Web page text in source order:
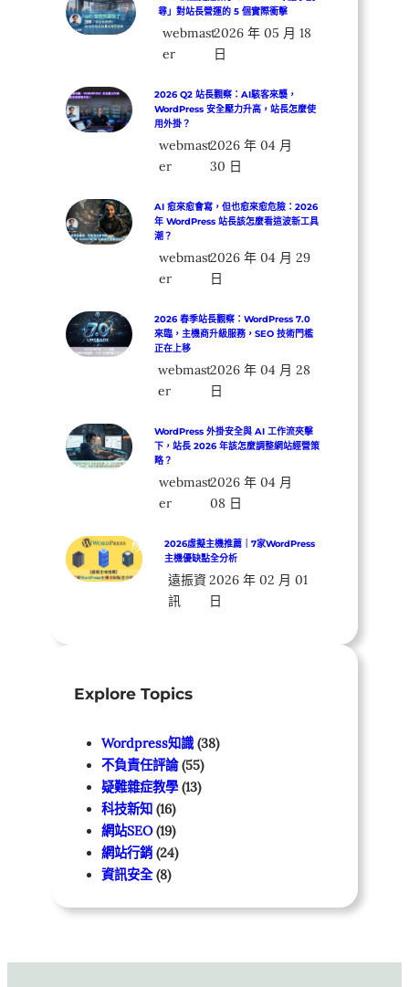
尋」對站長營運的 5 個實際衝擊
webmast
er
2026 年 05 月 18
日
2026 Q2 站長觀察：AI駭客來襲，
WordPress 安全壓力升高，站長怎麼使
用外掛？
webmast
er
2026 年 04 月
30 日
AI 愈來愈會寫，但也愈來愈危險：2026
年 WordPress 站長該怎麼看這波新工具
潮？
webmast
er
2026 年 04 月 29
日
2026 春季站長觀察：WordPress 7.0
來臨，主機商升級服務，SEO 技術門檻
正在上移
webmast
er
2026 年 04 月 28
日
WordPress 外掛安全與 AI 工作流夾擊
下，站長 2026 年該怎麼調整網站經營策
略？
webmast
er
2026 年 04 月
08 日
2026虛擬主機推薦｜7家WordPress
主機優缺點全分析
遠振資
訊
2026 年 02 月 01
日
Explore Topics
Wordpress知識 (38)
不負責任評論(55)
疑難雜症教學 (13)
科技新知 (16)
網站SEO(19)
網站行銷 (24)
資訊安全(8)